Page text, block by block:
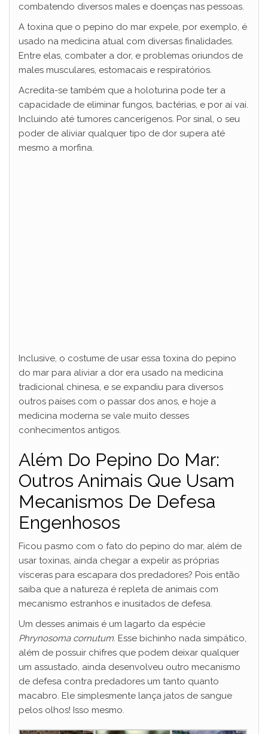
combatendo diversos males e doenças nas pessoas.
A toxina que o pepino do mar expele, por exemplo, é
usado na medicina atual com diversas finalidades.
Entre elas, combater a dor, e problemas oriundos de
males musculares, estomacais e respiratórios.
Acredita-se também que a holoturina pode ter a
capacidade de eliminar fungos, bactérias, e por aí vai.
Incluindo até tumores cancerígenos. Por sinal, o seu
poder de aliviar qualquer tipo de dor supera até
mesmo a morfina.
Inclusive, o costume de usar essa toxina do pepino
do mar para aliviar a dor era usado na medicina
tradicional chinesa, e se expandiu para diversos
outros países com o passar dos anos, e hoje a
medicina moderna se vale muito desses
conhecimentos antigos.
Além Do Pepino Do Mar:
Outros Animais Que Usam
Mecanismos De Defesa
Engenhosos
Ficou pasmo com o fato do pepino do mar, além de
usar toxinas, ainda chegar a expelir as próprias
vísceras para escapara dos predadores? Pois então
saiba que a natureza é repleta de animais com
mecanismo estranhos e inusitados de defesa.
Um desses animais é um lagarto da espécie
Phrynosoma cornutum. Esse bichinho nada simpático,
além de possuir chifres que podem deixar qualquer
um assustado, ainda desenvolveu outro mecanismo
de defesa contra predadores um tanto quanto
macabro. Ele simplesmente lança jatos de sangue
pelos olhos! Isso mesmo.